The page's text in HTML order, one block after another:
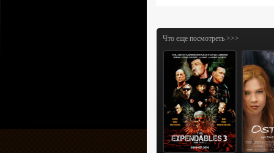
Что еще посмотреть >>>